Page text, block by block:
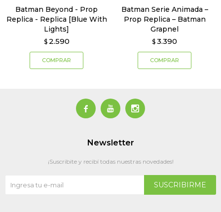
Batman Beyond - Prop
Replica - Replica [Blue With
Lights]
$ 2.590
Batman Serie Animada –
Prop Replica – Batman
Grapnel
$ 3.390
  
Newsletter
¡Suscribite y recibí todas nuestras novedades!
SUSCRIBIRME